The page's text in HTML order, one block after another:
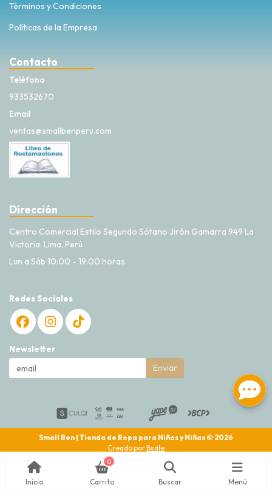
Términos y Condiciones
Políticas de la Empresa
Contacto
Teléfono
933532670
Email
ventas@smallbenperu.com
Dirección
Centro Comercial Estilo Segundo Sótano Jirón Gamarra 949 La
Victoria. Lima, Perú
Lun a Sáb 10:00 - 19:00 horas
Redes Sociales
Newsletter
Enviar
Small Ben | Tienda de Ropa para Niños y Niñas © 2026
Creado porBsale
Inicio
0
Carrito Buscar Menú